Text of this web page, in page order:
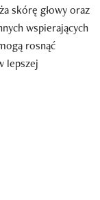
skórę głowy oraz
wspierających
rosnąć
lepszej